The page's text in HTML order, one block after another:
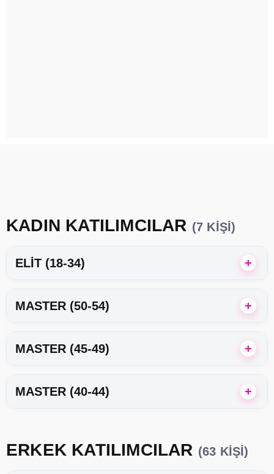
KADIN KATILIMCILAR (7 KIŞI)
ELIT (18-34)
MASTER (50-54)
MASTER (45-49)
MASTER (40-44)
ERKEK KATILIMCILAR (63 KIŞI)